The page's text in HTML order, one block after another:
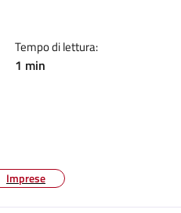
Tempo di lettura:
1 min
Imprese